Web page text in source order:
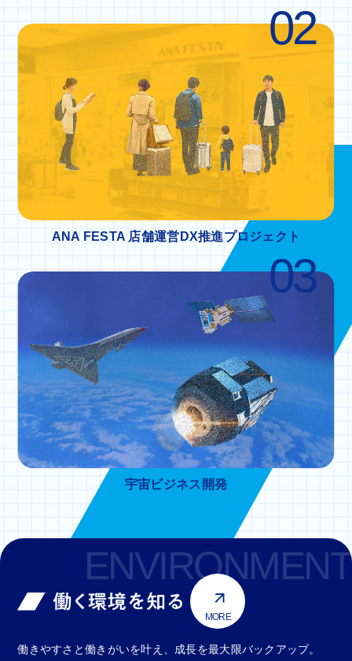
02
ANA FESTA 店舗運営DX推進プロジェクト
03
宇宙ビジネス開発
MORE
働きやすさと働きがいを叶え、成長を最大限バックアップ。
ENVIRONMENT